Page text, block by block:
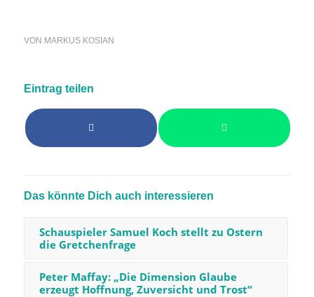
VON MARKUS KOSIAN
Eintrag teilen
Das könnte Dich auch interessieren
Schauspieler Samuel Koch stellt zu Ostern
die Gretchenfrage
Peter Maffay: „Die Dimension Glaube
erzeugt Hoffnung, Zuversicht und Trost“